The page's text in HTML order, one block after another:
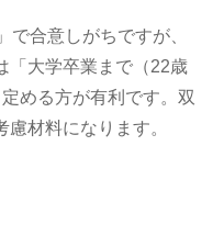
合意しがちですが、
「大学卒業まで（22歳
める方が有利です。双
材料になります。